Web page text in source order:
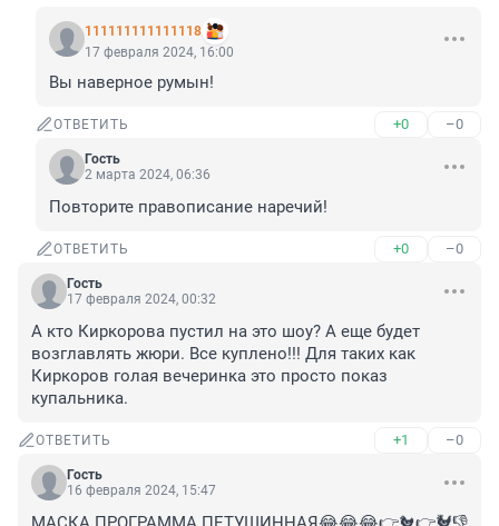
111111111111118
17 февраля 2024, 16:00
Вы наверное румын!
ОТВЕТИТЬ +0 –0
Гость
2 марта 2024, 06:36
Повторите правописание наречий!
ОТВЕТИТЬ +0 –0
Гость
17 февраля 2024, 00:32
А кто Киркорова пустил на это шоу? А еще будет
возглавлять жюри. Все куплено!!! Для таких как
Киркоров голая вечеринка это просто показ
купальника.
ОТВЕТИТЬ +1 –0
Гость
16 февраля 2024, 15:47